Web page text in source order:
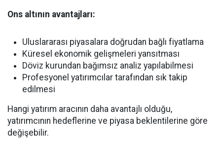
Ons altının avantajları:
Uluslararası piyasalara doğrudan bağlı fiyatlama
Küresel ekonomik gelişmeleri yansıtması
Döviz kurundan bağımsız analiz yapılabilmesi
Profesyonel yatırımcılar tarafından sık takip
edilmesi
Hangi yatırım aracının daha avantajlı olduğu,
yatırımcının hedeflerine ve piyasa beklentilerine göre
değişebilir.